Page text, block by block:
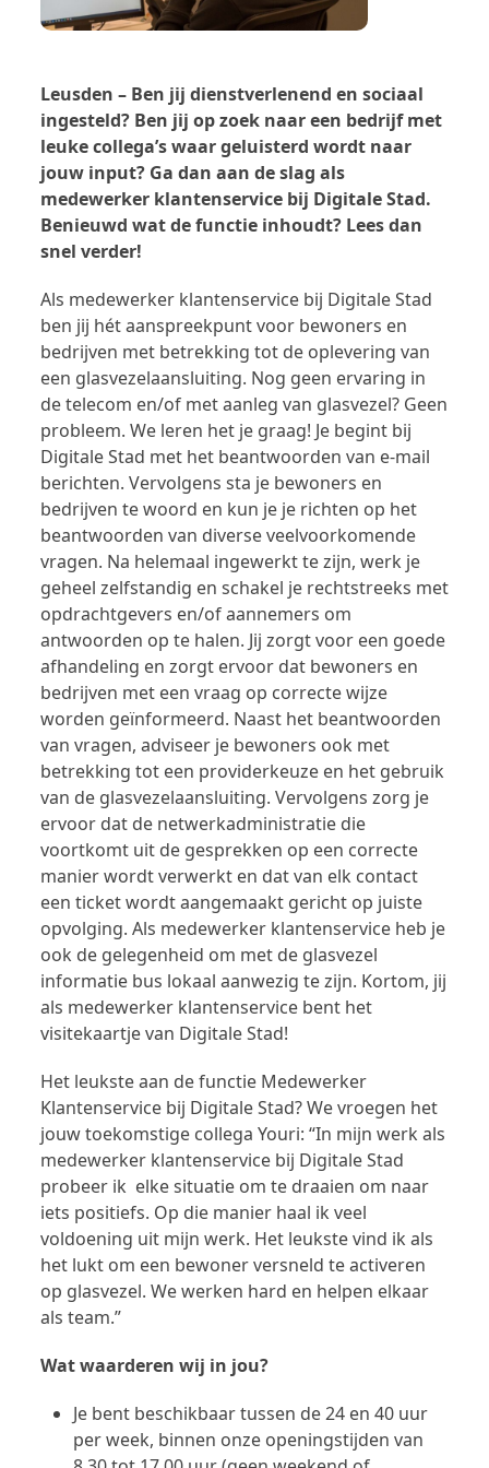
Leusden – Ben jij dienstverlenend en sociaal
ingesteld? Ben jij op zoek naar een bedrijf met
leuke collega’s waar geluisterd wordt naar
jouw input? Ga dan aan de slag als
medewerker klantenservice bij Digitale Stad.
Benieuwd wat de functie inhoudt? Lees dan
snel verder!
Als medewerker klantenservice bij Digitale Stad
ben jij hét aanspreekpunt voor bewoners en
bedrijven met betrekking tot de oplevering van
een glasvezelaansluiting. Nog geen ervaring in
de telecom en/of met aanleg van glasvezel? Geen
probleem. We leren het je graag! Je begint bij
Digitale Stad met het beantwoorden van e-mail
berichten. Vervolgens sta je bewoners en
bedrijven te woord en kun je je richten op het
beantwoorden van diverse veelvoorkomende
vragen. Na helemaal ingewerkt te zijn, werk je
geheel zelfstandig en schakel je rechtstreeks met
opdrachtgevers en/of aannemers om
antwoorden op te halen. Jij zorgt voor een goede
afhandeling en zorgt ervoor dat bewoners en
bedrijven met een vraag op correcte wijze
worden geïnformeerd. Naast het beantwoorden
van vragen, adviseer je bewoners ook met
betrekking tot een providerkeuze en het gebruik
van de glasvezelaansluiting. Vervolgens zorg je
ervoor dat de netwerkadministratie die
voortkomt uit de gesprekken op een correcte
manier wordt verwerkt en dat van elk contact
een ticket wordt aangemaakt gericht op juiste
opvolging. Als medewerker klantenservice heb je
ook de gelegenheid om met de glasvezel
informatie bus lokaal aanwezig te zijn. Kortom, jij
als medewerker klantenservice bent het
visitekaartje van Digitale Stad!
Het leukste aan de functie Medewerker
Klantenservice bij Digitale Stad? We vroegen het
jouw toekomstige collega Youri: “In mijn werk als
medewerker klantenservice bij Digitale Stad
probeer ik elke situatie om te draaien om naar
iets positiefs. Op die manier haal ik veel
voldoening uit mijn werk. Het leukste vind ik als
het lukt om een bewoner versneld te activeren
op glasvezel. We werken hard en helpen elkaar
als team.”
Wat waarderen wij in jou?
Je bent beschikbaar tussen de 24 en 40 uur
per week, binnen onze openingstijden van